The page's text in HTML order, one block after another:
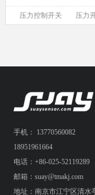
压力控制开关 压力
手机： 13770560082
18951961664
电话：+86-025-52119289
邮箱：suay@tmakj.com
地址：南京市江宁区清水